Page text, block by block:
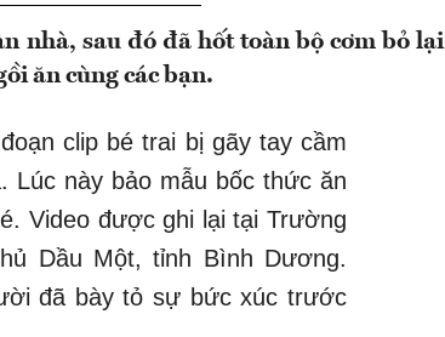
nhà, sau đó đã hốt toàn bộ cơm bỏ lại
ăn cùng các bạn.
clip bé trai bị gãy tay cầm
Lúc này bảo mẫu bốc thức ăn
Video được ghi lại tại Trường
Dầu Một, tỉnh Bình Dương.
đã bày tỏ sự bức xúc trước